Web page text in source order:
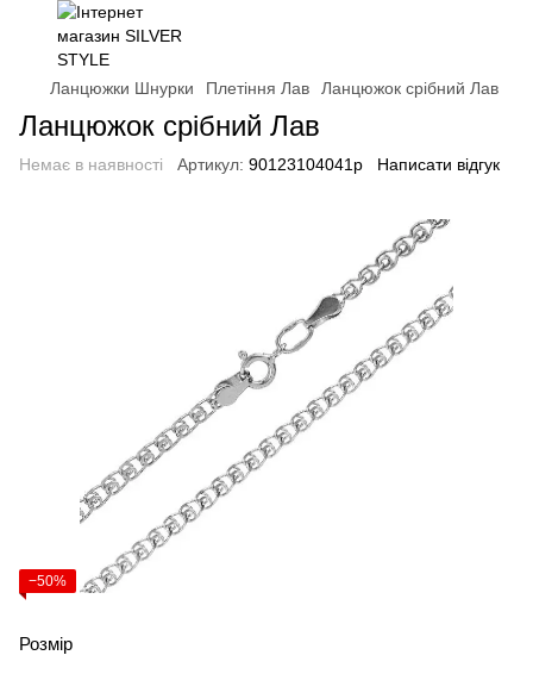
Ланцюжки Шнурки Плетіння Лав Ланцюжок срібний Лав
Ланцюжок срібний Лав
Немає в наявності Артикул: 90123104041р Написати відгук
−50%
Розмір